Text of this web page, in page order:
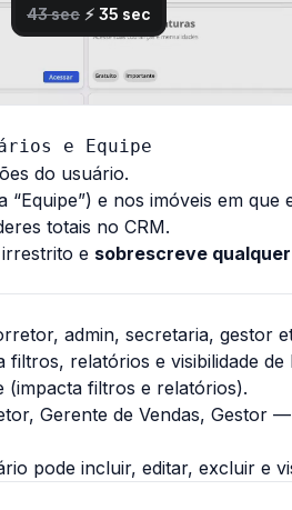
e Equipe
do usuário.
“Equipe”) e nos imóveis em que
totais no CRM.
e sobrescreve
admin, secretaria, gestor
filtros, relatórios e visibilidade de
(impacta filtros e relatórios).
Gerente de Vendas, Gestor
pode incluir, editar, excluir e